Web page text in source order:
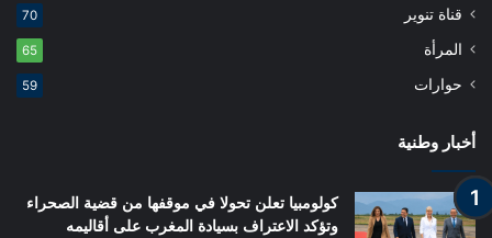
قناة تنوير 70
المرأة 65
حوارات 59
أخبار وطنية
كولومبيا تعلن تحولا في موقفها من قضية الصحراء
وتؤكد الاعتراف بسيادة المغرب على أقاليمه